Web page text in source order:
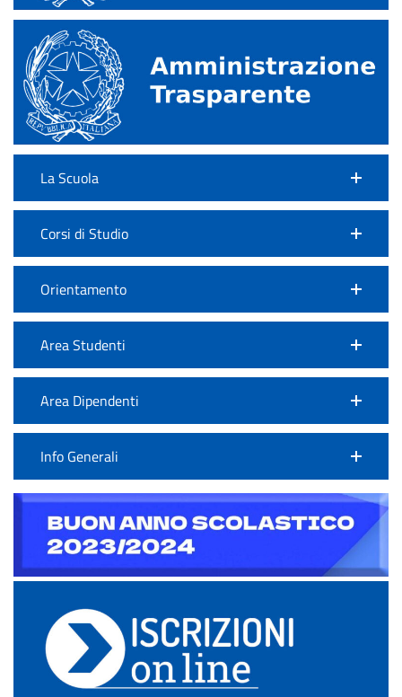
La Scuola
Corsi di Studio
Orientamento
Area Studenti
Area Dipendenti
Info Generali